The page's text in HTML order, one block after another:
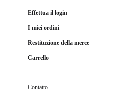
Effettua il login
I miei ordini
Restituzione della merce
Carrello
Contatto